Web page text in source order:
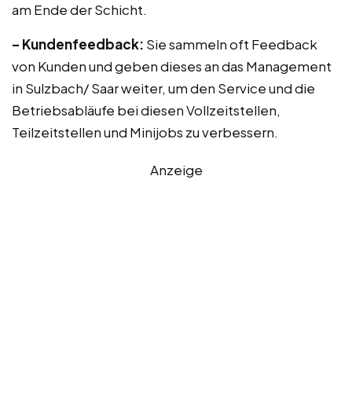
am Ende der Schicht.
– Kundenfeedback: Sie sammeln oft Feedback
von Kunden und geben dieses an das Management
in Sulzbach/ Saar weiter, um den Service und die
Betriebsabläufe bei diesen Vollzeitstellen,
Teilzeitstellen und Minijobs zu verbessern.
Anzeige